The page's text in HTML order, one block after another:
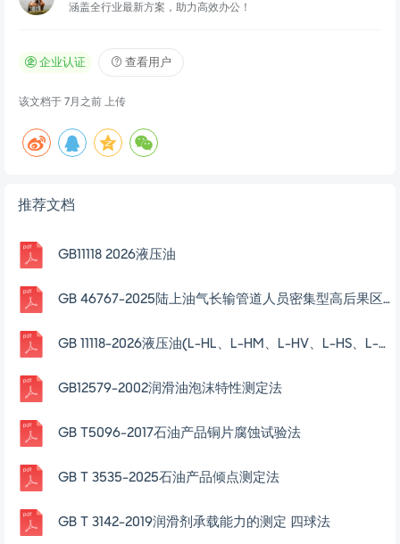
涵盖全行业最新方案，助力高效办公！
企业认证 查看用户
该文档于 7月之前 上传
推荐文档
GB11118 2026液压油
GB 46767-2025陆上油气长输管道人员密集型高后果区辨识与管理
GB 11118-2026液压油(L-HL、L-HM、L-HV、L-HS、L-HG)
GB12579-2002润滑油泡沫特性测定法
GB T5096-2017石油产品铜片腐蚀试验法
GB T 3535-2025石油产品倾点测定法
GB T 3142-2019润滑剂承载能力的测定 四球法